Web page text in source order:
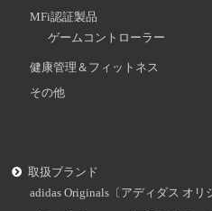
MFi認証製品
ゲームコントローラー
健康管理＆フィットネス
その他
取扱ブランド
adidas Originals〔アディダス オリ